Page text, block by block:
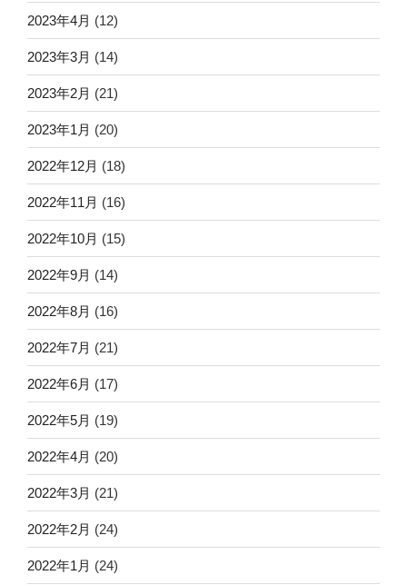
2023年4月 (12)
2023年3月 (14)
2023年2月 (21)
2023年1月 (20)
2022年12月 (18)
2022年11月 (16)
2022年10月 (15)
2022年9月 (14)
2022年8月 (16)
2022年7月 (21)
2022年6月 (17)
2022年5月 (19)
2022年4月 (20)
2022年3月 (21)
2022年2月 (24)
2022年1月 (24)